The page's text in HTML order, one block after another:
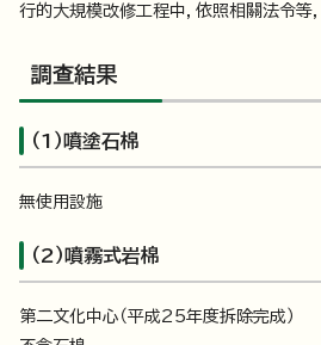
行的大規模改修工程中，依照相關法令等
調查結果
（1）噴塗石棉
無使用設施
（2）噴霧式岩棉
第二文化中心（平成25年度拆除完成）